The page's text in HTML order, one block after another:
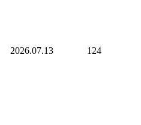
2026.07.13 124